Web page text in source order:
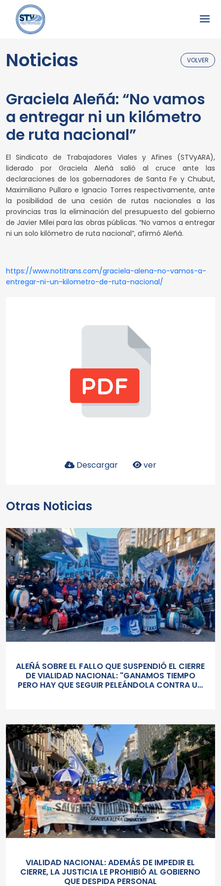
Noticias VOLVER
Graciela Aleñá: “No vamos
a entregar ni un kilómetro
de ruta nacional”
El Sindicato de Trabajadores Viales y Afines (STVyARA),
liderado por Graciela Aleñá salió al cruce ante las
declaraciones de los gobernadores de Santa Fe y Chubut,
Maximiliano Pullaro e Ignacio Torres respectivamente, ante
la posibilidad de una cesión de rutas nacionales a las
provincias tras la eliminación del presupuesto del gobierno
de Javier Milei para las obras públicas. “No vamos a entregar
ni un solo kilómetro de ruta nacional”, afirmó Aleñá.
https://www.notitrans.com/graciela-alena-no-vamos-a-
entregar-ni-un-kilometro-de-ruta-nacional/
Descargar ver
Otras Noticias
ALEÑÁ SOBRE EL FALLO QUE SUSPENDIÓ EL CIERRE
DE VIALIDAD NACIONAL: "GANAMOS TIEMPO
PERO HAY QUE SEGUIR PELEÁNDOLA CONTRA UN
VIALIDAD NACIONAL: ADEMÁS DE IMPEDIR EL
CIERRE, LA JUSTICIA LE PROHIBIÓ AL GOBIERNO
QUE DESPIDA PERSONAL